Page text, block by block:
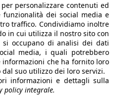
personalizzare contenuti ed
dei social media e
traffico. Condividiamo inoltre
in cui utilizza il nostro sito con
occupano di analisi dei dati
media, i quali potrebbero
che ha fornito loro
suo utilizzo dei loro servizi.
informazioni e dettagli sulla
policy integrale.